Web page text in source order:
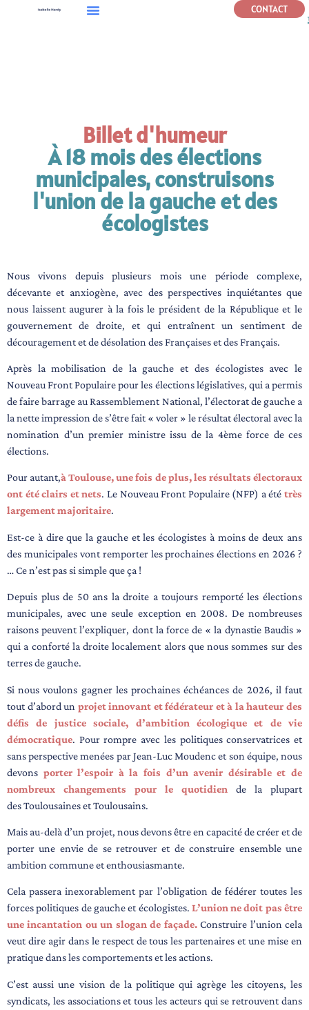
CONTACT
Billet d'humeur
À 18 mois des élections
municipales, construisons
l'union de la gauche et des
écologistes
Nous vivons depuis plusieurs mois une période complexe,
décevante et anxiogène, avec des perspectives inquiétantes que
nous laissent augurer à la fois le président de la République et le
gouvernement de droite, et qui entraînent un sentiment de
découragement et de désolation des Françaises et des Français.
Après la mobilisation de la gauche et des écologistes avec le
Nouveau Front Populaire pour les élections législatives, qui a permis
de faire barrage au Rassemblement National, l’électorat de gauche a
la nette impression de s’être fait « voler » le résultat électoral avec la
nomination d’un premier ministre issu de la 4ème force de ces
élections.
Pour autant,à Toulouse, une fois de plus, les résultats électoraux
ont été clairs et nets. Le Nouveau Front Populaire (NFP) a ététrès
largement majoritaire.
Est-ce à dire que la gauche et les écologistes à moins de deux ans
des municipales vont remporter les prochaines élections en 2026 ?
… Ce n’est pas si simple que ça !
Depuis plus de 50 ans la droite a toujours remporté les élections
municipales, avec une seule exception en 2008. De nombreuses
raisons peuvent l’expliquer, dont la force de « la dynastie Baudis »
qui a conforté la droite localement alors que nous sommes sur des
terres de gauche.
Si nous voulons gagner les prochaines échéances de 2026, il faut
tout d’abord un projetinnovant et fédérateur et à la hauteur des
défis de justice sociale, d’ambition écologiqueet de vie
démocratique. Pour rompre avec les politiques conservatrices et
sans perspectivemenées par Jean-Luc Moudenc et son équipe, nous
devons porter l’espoir à la fois d’unavenir désirable et de
nombreux changements pour le quotidien de la plupart
desToulousaines et Toulousains.
Mais au-delà d’un projet, nous devons être en capacité de créer et de
porter une envie de se retrouver et de construire ensemble une
ambition commune et enthousiasmante.
Cela passera inexorablement par l’obligation de fédérer toutes les
forces politiques de gaucheet écologistes. L’union ne doit pas être
une incantation ou un slogan de façade.Construire l’union cela
veut dire agir dans le respect de tous les partenaires et une mise en
pratique dansles comportements et les actions.
C’est aussi une vision de la politique qui agrège les citoyens, les
syndicats, les associations ettous les acteurs qui se retrouvent dans